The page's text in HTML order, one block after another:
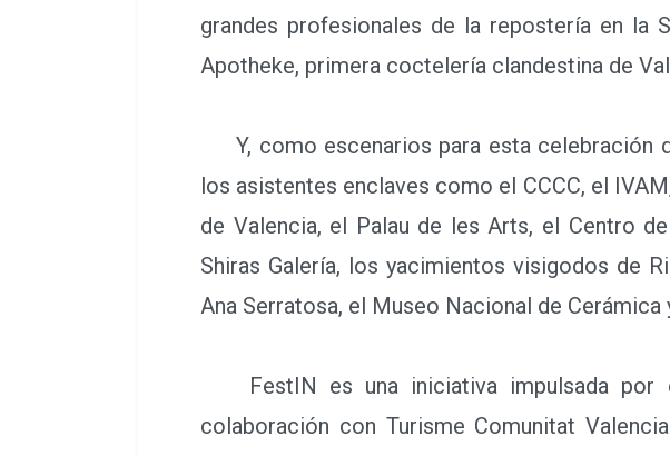
grandes profesionales de la repostería en la
Apotheke, primera coctelería clandestina de
Y, como escenarios para esta celebración
los asistentes enclaves como el CCCC, el
de Valencia, el Palau de les Arts, el Centro
Shiras Galería, los yacimientos visigodos de
Ana Serratosa, el Museo Nacional de Cerámica
FestIN es una iniciativa impulsada por
colaboración con Turisme Comunitat